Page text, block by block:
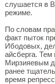
слушается в
режиме.
По словам
факт пыток
Ибодовых,
айсберга. Тем
Мирзияевым
ранее
время